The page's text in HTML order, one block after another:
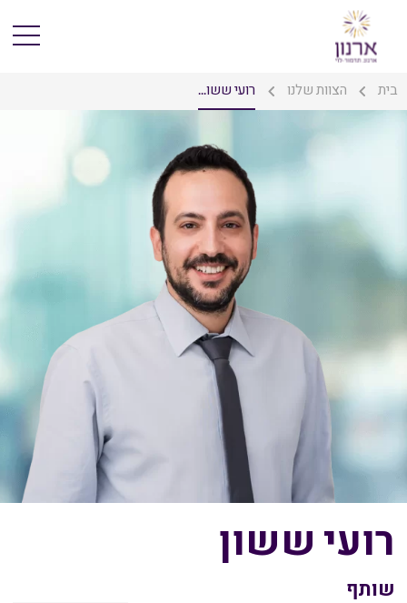
בית הצוות שלנו רועי ששו...
רועי ששון
שותף